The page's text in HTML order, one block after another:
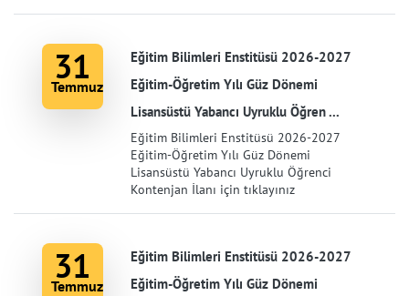
31
Temmuz
Eğitim Bilimleri Enstitüsü 2026-2027
Eğitim-Öğretim Yılı Güz Dönemi
Lisansüstü Yabancı Uyruklu Öğren ...
Eğitim Bilimleri Enstitüsü 2026-2027
Eğitim-Öğretim Yılı Güz Dönemi
Lisansüstü Yabancı Uyruklu Öğrenci
Kontenjan İlanı için tıklayınız
31
Temmuz
Eğitim Bilimleri Enstitüsü 2026-2027
Eğitim-Öğretim Yılı Güz Dönemi